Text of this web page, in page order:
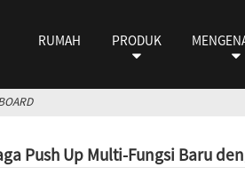
RUMAH PRODUK
Push Up Multi-Fungsi Baru